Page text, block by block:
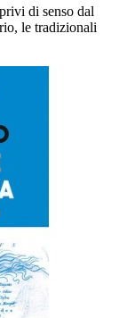
di senso dal
le tradizionali